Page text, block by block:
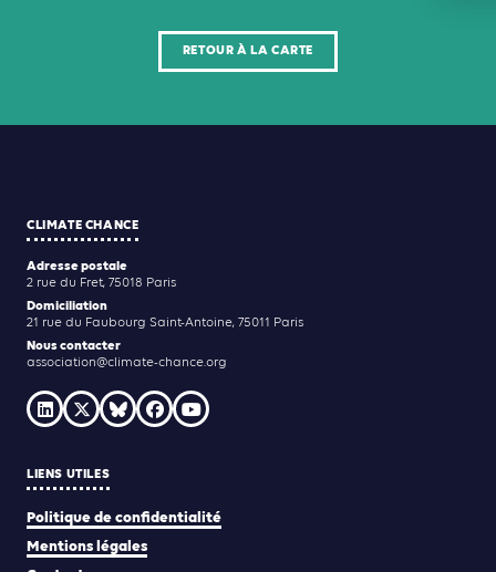
RETOUR À LA CARTE
CLIMATE CHANCE
Adresse postale
2 rue du Fret, 75018 Paris
Domiciliation
21 rue du Faubourg Saint-Antoine, 75011 Paris
Nous contacter
association@climate-chance.org
LIENS UTILES
Politique de confidentialité
Mentions légales